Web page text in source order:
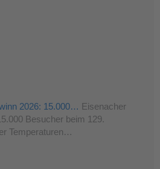
2026: 15.000… Eisenacher
Besucher beim 129.
Temperaturen…